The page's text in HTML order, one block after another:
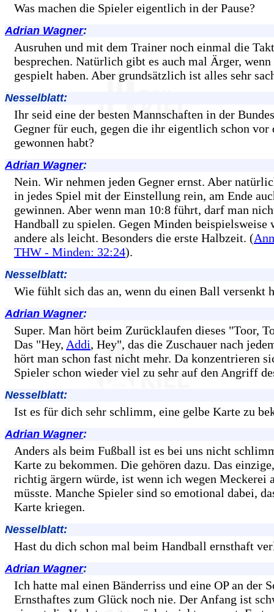
Was machen die Spieler eigentlich in der Pause?
Adrian Wagner:
Ausruhen und mit dem Trainer noch einmal die
besprechen. Natürlich gibt es auch mal Ärger,
gespielt haben. Aber grundsätzlich ist alles sehr
Nesselblatt:
Ihr seid eine der besten Mannschaften in der
Gegner für euch, gegen die ihr eigentlich schon
gewonnen habt?
Adrian Wagner:
Nein. Wir nehmen jeden Gegner ernst. Aber
in jedes Spiel mit der Einstellung rein, am Ende
gewinnen. Aber wenn man 10:8 führt, darf man
Handball zu spielen. Gegen Minden beispielsweise
andere als leicht. Besonders die erste Halbzeit. (
THW - Minden: 32:24).
Nesselblatt:
Wie fühlt sich das an, wenn du einen Ball versenkt
Adrian Wagner:
Super. Man hört beim Zurücklaufen dieses "Toor,
Das "Hey, Addi, Hey", das die Zuschauer nach
hört man schon fast nicht mehr. Da konzentrieren
Spieler schon wieder viel zu sehr auf den Angriff
Nesselblatt:
Ist es für dich sehr schlimm, eine gelbe Karte zu
Adrian Wagner:
Anders als beim Fußball ist es bei uns nicht
Karte zu bekommen. Die gehören dazu. Das
richtig ärgern würde, ist wenn ich wegen Meckerei
müsste. Manche Spieler sind so emotional dabei,
Karte kriegen.
Nesselblatt:
Hast du dich schon mal beim Handball ernsthaft
Adrian Wagner:
Ich hatte mal einen Bänderriss und eine OP an der
Ernsthaftes zum Glück noch nie. Der Anfang ist